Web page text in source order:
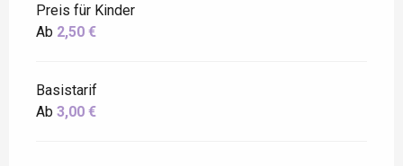
Preis für Kinder
Ab 2,50 €
Basistarif
Ab 3,00 €